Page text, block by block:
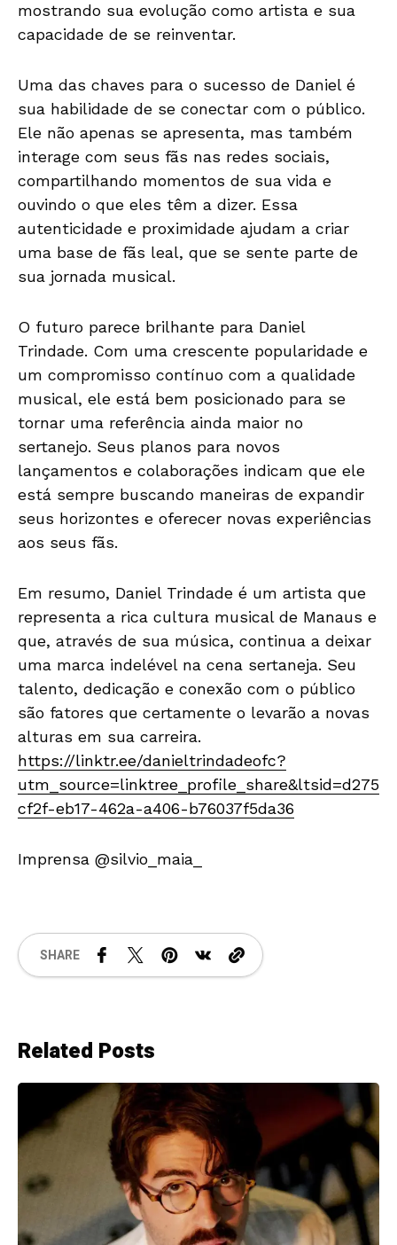
mostrando sua evolução como artista e sua
capacidade de se reinventar.
Uma das chaves para o sucesso de Daniel é
sua habilidade de se conectar com o público.
Ele não apenas se apresenta, mas também
interage com seus fãs nas redes sociais,
compartilhando momentos de sua vida e
ouvindo o que eles têm a dizer. Essa
autenticidade e proximidade ajudam a criar
uma base de fãs leal, que se sente parte de
sua jornada musical.
O futuro parece brilhante para Daniel
Trindade. Com uma crescente popularidade e
um compromisso contínuo com a qualidade
musical, ele está bem posicionado para se
tornar uma referência ainda maior no
sertanejo. Seus planos para novos
lançamentos e colaborações indicam que ele
está sempre buscando maneiras de expandir
seus horizontes e oferecer novas experiências
aos seus fãs.
Em resumo, Daniel Trindade é um artista que
representa a rica cultura musical de Manaus e
que, através de sua música, continua a deixar
uma marca indelével na cena sertaneja. Seu
talento, dedicação e conexão com o público
são fatores que certamente o levarão a novas
alturas em sua carreira.
https://linktr.ee/danieltrindadeofc?
utm_source=linktree_profile_share&ltsid=d275
cf2f-eb17-462a-a406-b76037f5da36
Imprensa @silvio_maia_
SHARE
Related Posts